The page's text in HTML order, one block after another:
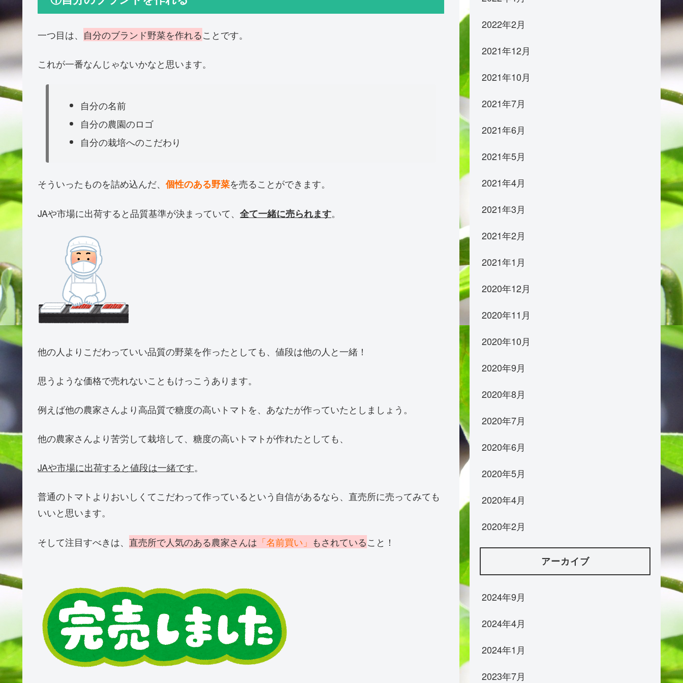
一つ目は、 自分のブランド野菜を作れることです。
これが一番なんじゃないかなと思います。
自分の名前
自分の農園のロゴ
自分の栽培へのこだわり
そういったものを詰め込んだ、 個性のある野菜を売ることができます。
JAや市場に出荷すると品質基準が決まっていて、 全て一緒に売られます。
他の人よりこだわっていい品質の野菜を作ったとしても、値段は他の人と一緒！
思うような価格で売れないこともけっこうあります。
例えば他の農家さんより高品質で糖度の高いトマトを、あなたが作っていたとしましょう。
他の農家さんより苦労して栽培して、糖度の高いトマトが作れたとしても、
JAや市場に出荷すると値段は一緒です。
普通のトマトよりおいしくてこだわって作っているという自信があるなら、直売所に売ってみても
いいと思います。
そして注目すべきは、 直売所で人気のある農家さんは 「名前買い」 もされていること！
2022年2月
2021年12月
2021年10月
2021年7月
2021年6月
2021年5月
2021年4月
2021年3月
2021年2月
2021年1月
2020年12月
2020年11月
2020年10月
2020年9月
2020年8月
2020年7月
2020年6月
2020年5月
2020年4月
2020年2月
アーカイブ
2024年9月
2024年4月
2024年1月
2023年7月